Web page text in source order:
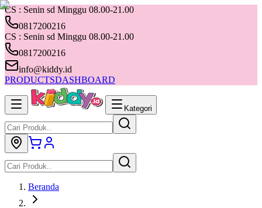
CS : Senin sd Minggu 08.00-21.00
0817200216
CS : Senin sd Minggu 08.00-21.00
0817200216
info@kiddy.id
PRODUCTSDASHBOARD
Kategori
Beranda